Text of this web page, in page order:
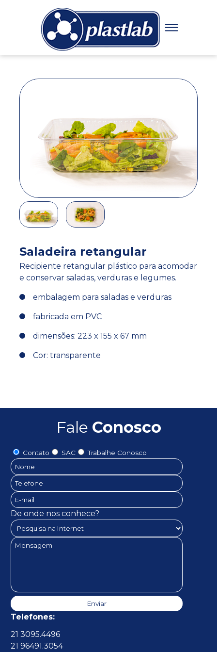
Saladeira retangular
Recipiente retangular plástico para acomodar
e conservar saladas, verduras e legumes.
embalagem para saladas e verduras
fabricada em PVC
dimensões: 223 x 155 x 67 mm
Cor: transparente
Fale Conosco
Contato SAC Trabalhe Conosco
De onde nos conhece?
Telefones:
21 3095.4496
21 96491.3054